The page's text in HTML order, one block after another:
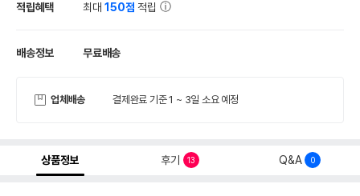
적립혜택 최대150점 적립
배송정보 무료배송
업체배송 결제완료 기준 1 ~ 3일 소요 예정
상품정보 후기 13 Q&A 0